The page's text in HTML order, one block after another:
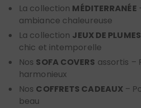
La collection MÉDITERRANÉE
ambiance chaleureuse
La collection JEUX DE PLUMES
chic et intemporelle
Nos SOFA COVERS assortis –
harmonieux
Nos COFFRETS CADEAUX –
beau